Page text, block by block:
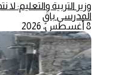
وزير التربية والتعليم: لا
المدرسي باقٍ
8 أغسطس، 2026